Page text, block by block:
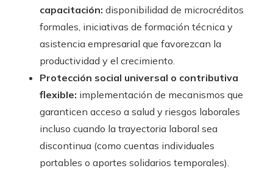
capacitación: disponibilidad de microcréditos
formales, iniciativas de formación técnica y
asistencia empresarial que favorezcan la
productividad y el crecimiento.
Protección social universal o contributiva
flexible: implementación de mecanismos que
garanticen acceso a salud y riesgos laborales
incluso cuando la trayectoria laboral sea
discontinua (como cuentas individuales
portables o aportes solidarios temporales).